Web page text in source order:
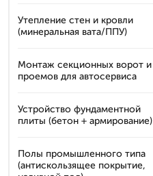
Утепление стен и кровли
(минеральная вата/ППУ)
Монтаж секционных ворот и
проемов для автосервиса
Устройство фундаментной
плиты (бетон + армирование)
Полы промышленного типа
(антискользящее покрытие,